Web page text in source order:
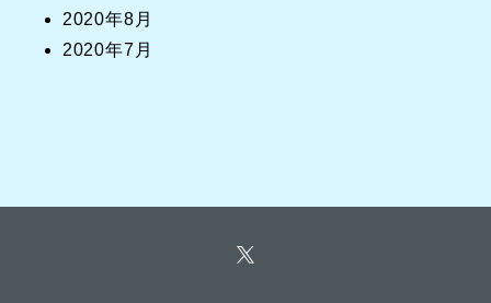
2020年8月
2020年7月